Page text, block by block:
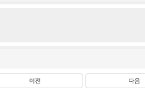
이전 다음